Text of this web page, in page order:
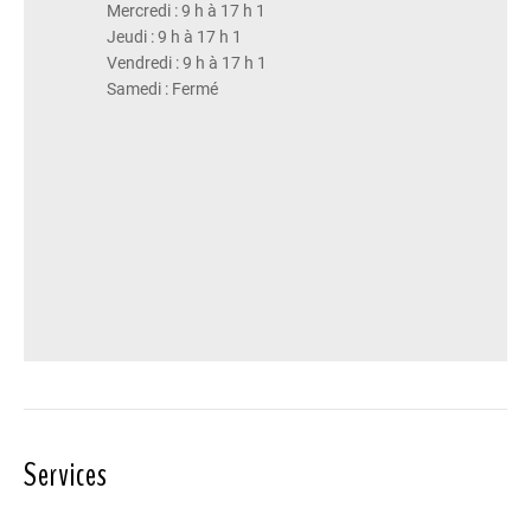
Mercredi : 9 h à 17 h 1
Jeudi : 9 h à 17 h 1
Vendredi : 9 h à 17 h 1
Samedi : Fermé
Services